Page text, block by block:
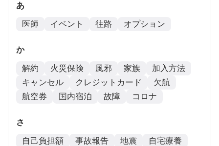
あ
医師
イベント 往路 オプション
か
解約
火災保険 風邪 家族
加入方法
キャンセル
クレジットカード
欠航
航空券
国内宿泊 故障 コロナ
さ
自己負担額
事故報告 地震
自宅療養